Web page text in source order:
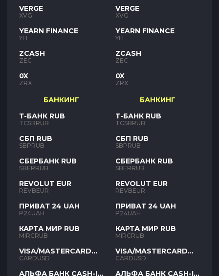
VERGE
XVG
YEARN FINANCE
YFI
ZCASH
ZEC
0X
ZRX
БАНКИНГ
Т-БАНК RUB
TCSBRUB
СБП RUB
SBPRUB
СБЕРБАНК RUB
SBERRUB
REVOLUT EUR
REVBEUR
ПРИВАТ 24 UAH
P24UAH
КАРТА МИР RUB
MIRCRUB
VISA/MASTERCARD
USD
CARDUSD
АЛЬФА БАНК CASH-IN
VERGE
XVG
YEARN FINANCE
YFI
ZCASH
ZEC
0X
ZRX
БАНКИНГ
Т-БАНК RUB
TCSBRUB
СБП RUB
SBPRUB
СБЕРБАНК RUB
SBERRUB
REVOLUT EUR
REVBEUR
ПРИВАТ 24 UAH
P24UAH
КАРТА МИР RUB
MIRCRUB
VISA/MASTERCARD
USD
CARDUSD
АЛЬФА БАНК CASH-IN